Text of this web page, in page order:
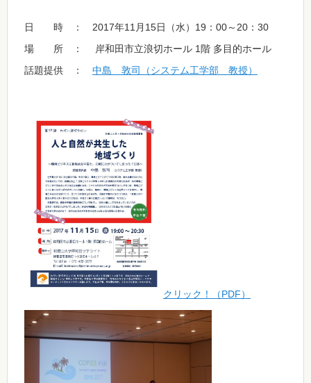
日 時 ： 2017年11月15日（水）19：00～20：30
場 所 ： 岸和田市立浪切ホール 1階 多目的ホール
話題提供 ： 中島 敦司（システム工学部 教授）
クリック！（PDF）